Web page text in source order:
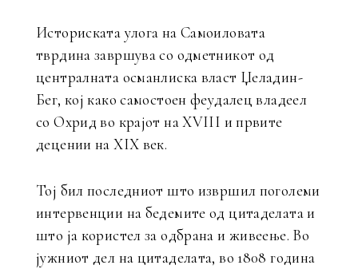
Историската улога на Самоиловата
тврдина завршува со одметникот од
централната османлиска власт Џеладин-
Бег, кој како самостоен феудалец владеел
со Охрид во крајот на XVIII и првите
децении на XIX век.
Тој бил последниот што извршил поголеми
интервенции на бедемите од цитаделата и
што ја користел за одбрана и живеење. Во
јужниот дел на цитаделата, во 1808 година